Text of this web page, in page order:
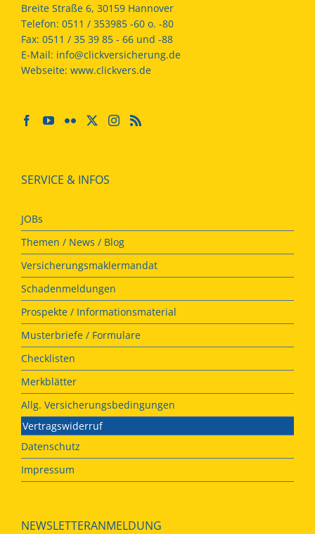
Breite Straße 6, 30159 Hannover
Telefon: 0511 / 353985 -60 o. -80
Fax: 0511 / 35 39 85 - 66 und -88
E-Mail: info@clickversicherung.de
Webseite: www.clickvers.de
SERVICE & INFOS
JOBs
Themen / News / Blog
Versicherungsmaklermandat
Schadenmeldungen
Prospekte / Informationsmaterial
Musterbriefe / Formulare
Checklisten
Merkblätter
Allg. Versicherungsbedingungen
Vertragswiderruf
Datenschutz
Impressum
NEWSLETTERANMELDUNG